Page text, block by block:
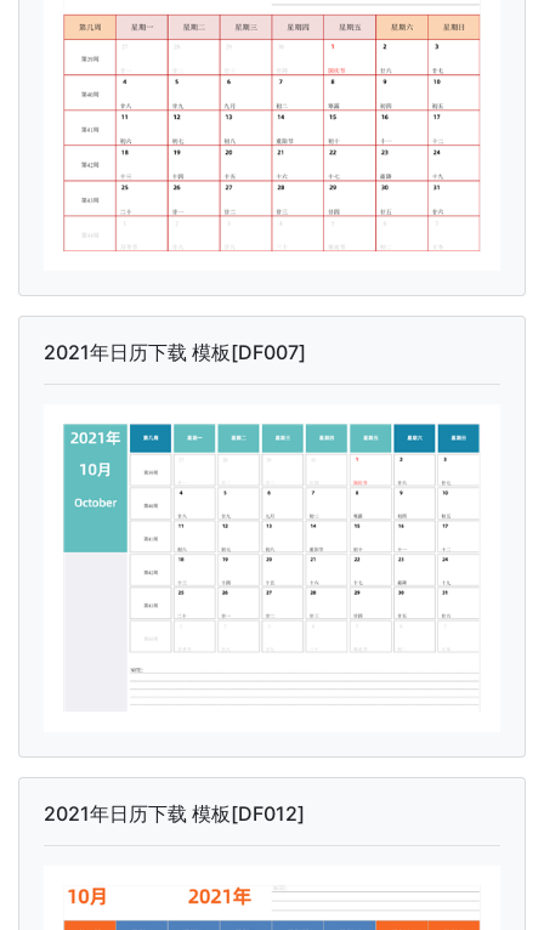
2021年日历下载 模板[DF007]
2021年日历下载 模板[DF012]